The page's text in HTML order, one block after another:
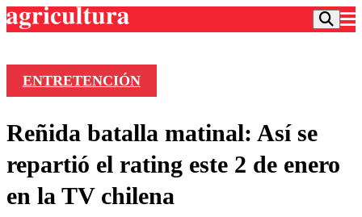
Frecuencias
Agricultura TV
Deportes
Colo Colo
Entretención
ENTRETENCIÓN
Reñida batalla matinal: Así se
repartió el rating este 2 de enero
en la TV chilena